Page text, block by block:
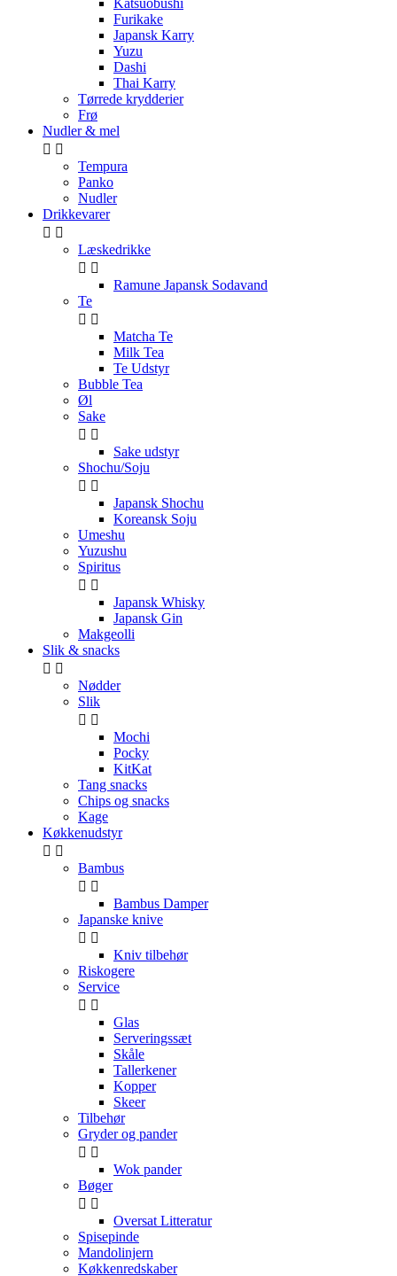
Furikake
Japansk Karry
Yuzu
Dashi
Thai Karry
Tørrede krydderier
Frø
Nudler & mel
 
Tempura
Panko
Nudler
Drikkevarer
 
Læskedrikke
 
Ramune Japansk Sodavand
Te
 
Matcha Te
Milk Tea
Te Udstyr
Bubble Tea
Øl
Sake
 
Sake udstyr
Shochu/Soju
 
Japansk Shochu
Koreansk Soju
Umeshu
Yuzushu
Spiritus
 
Japansk Whisky
Japansk Gin
Makgeolli
Slik & snacks
 
Nødder
Slik
 
Mochi
Pocky
KitKat
Tang snacks
Chips og snacks
Kage
Køkkenudstyr
 
Bambus
 
Bambus Damper
Japanske knive
 
Kniv tilbehør
Riskogere
Service
 
Glas
Serveringssæt
Skåle
Tallerkener
Kopper
Skeer
Tilbehør
Gryder og pander
 
Wok pander
Bøger
 
Oversat Litteratur
Spisepinde
Mandolinjern
Køkkenredskaber